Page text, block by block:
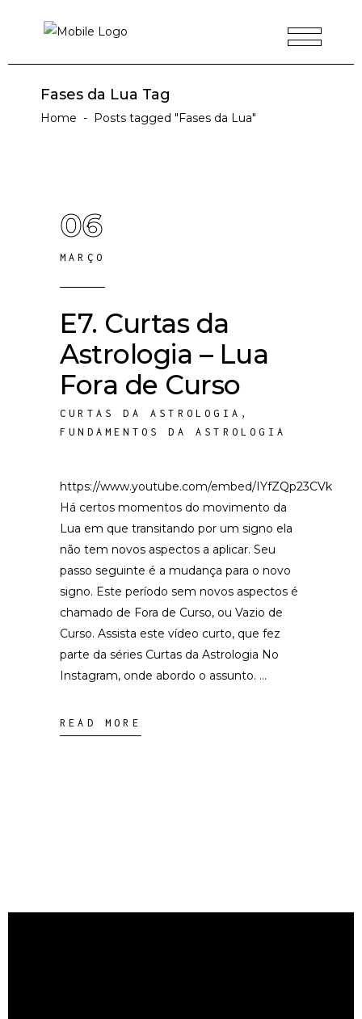
Fases da Lua Tag
Home - Posts tagged "Fases da Lua"
06
MARÇO
E7. Curtas da
Astrologia – Lua
Fora de Curso
CURTAS DA ASTROLOGIA ,
FUNDAMENTOS DA ASTROLOGIA
https://www.youtube.com/embed/IYfZQp23CVk
Há certos momentos do movimento da
Lua em que transitando por um signo ela
não tem novos aspectos a aplicar. Seu
passo seguinte é a mudança para o novo
signo. Este período sem novos aspectos é
chamado de Fora de Curso, ou Vazio de
Curso. Assista este vídeo curto, que fez
parte da séries Curtas da Astrologia No
Instagram, onde abordo o assunto.
READ MORE